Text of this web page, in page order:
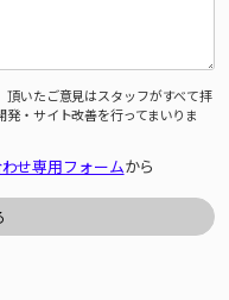
頂いたご意見はスタッフがすべて拝
・サイト改善を行ってまいりま
せ専用フォームから